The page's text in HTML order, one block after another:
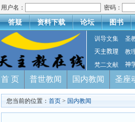
用户名： 密码：
答疑 资料下载 论坛 图书
训导文集 圣
天主教理
教
梵二文献
神
首 页 普世教闻 国内教闻 圣座
您当前的位置： 首页 > 国内教闻